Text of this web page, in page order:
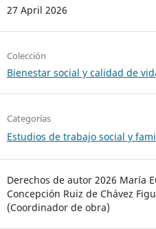
27 April 2026
Colección
Bienestar social y calidad de
Categorías
Estudios de trabajo social y
Derechos de autor 2026 María
Concepción Ruiz de Chávez
(Coordinador de obra)